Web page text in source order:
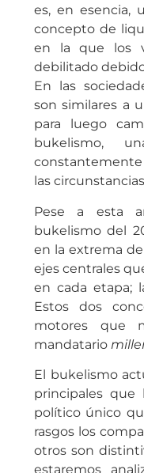
es, en esencia,
concepto de
en la que los
debilitado
En las
son similares a
para luego
bukelismo,
las
Pese a esta
bukelismo del
en la extrema
ejes centrales
en cada etapa;
Estos dos
motores que
mandatario
El bukelismo
principales
político único
rasgos los
otros son
estaremos